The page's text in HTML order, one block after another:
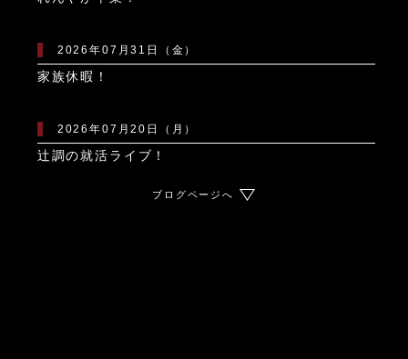
2026年07月31日（金）
家族休暇！
2026年07月20日（月）
辻調の就活ライブ！
ブログページへ